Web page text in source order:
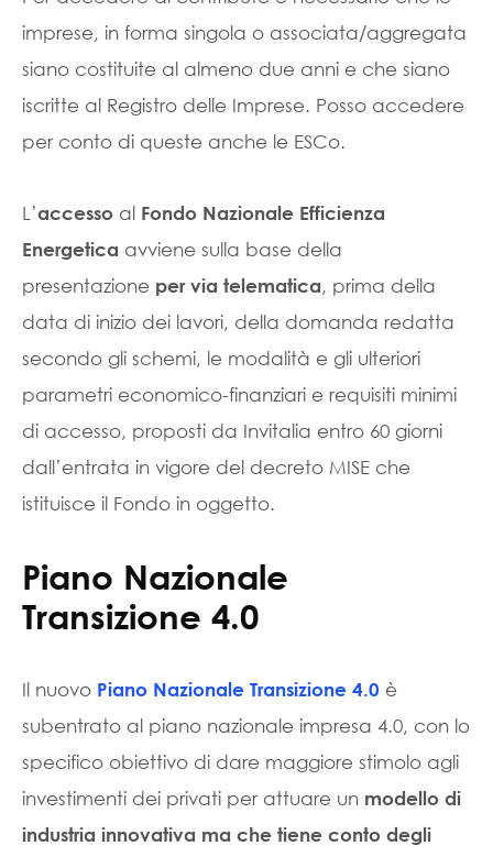
imprese, in forma singola o associata/aggregata
siano costituite al almeno due anni e che siano
iscritte al Registro delle Imprese. Posso accedere
per conto di queste anche le ESCo.
L’accesso al Fondo Nazionale Efficienza
Energetica avviene sulla base della
presentazione per via telematica, prima della
data di inizio dei lavori, della domanda redatta
secondo gli schemi, le modalità e gli ulteriori
parametri economico-finanziari e requisiti minimi
di accesso, proposti da Invitalia entro 60 giorni
dall’entrata in vigore del decreto MISE che
istituisce il Fondo in oggetto.
Piano Nazionale
Transizione 4.0
Il nuovo Piano Nazionale Transizione 4.0 è
subentrato al piano nazionale impresa 4.0, con lo
specifico obiettivo di dare maggiore stimolo agli
investimenti dei privati per attuare un modello di
industria innovativa ma che tiene conto degli